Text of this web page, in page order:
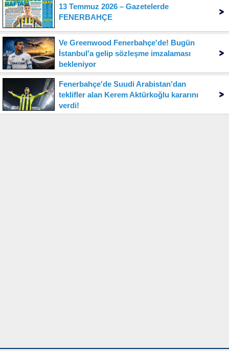
13 Temmuz 2026 – Gazetelerde
FENERBAHÇE
Ve Greenwood Fenerbahçe'de! Bugün
İstanbul'a gelip sözleşme imzalaması
bekleniyor
Fenerbahçe'de Suudi Arabistan'dan
teklifler alan Kerem Aktürkoğlu kararını
verdi!